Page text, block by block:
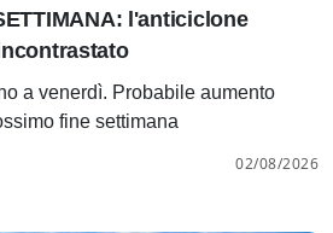
l'anticiclone
a venerdì. Probabile aumento
fine settimana
02/08/2026